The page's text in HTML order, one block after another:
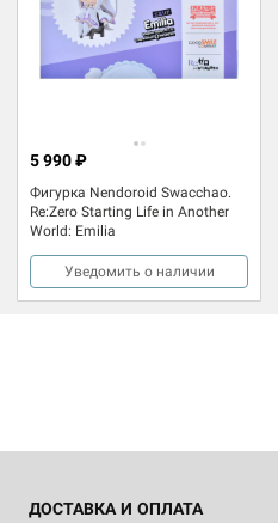
Фигурка Nendoroid Swacchao.
Re:Zero Starting Life in Another
World: Emilia
5 990 ₽
Уведомить о наличии
ДОСТАВКА И ОПЛАТА